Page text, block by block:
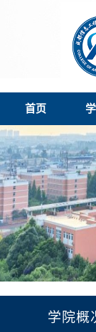
首页
学院概